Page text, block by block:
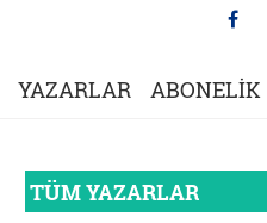
YAZARLAR ABONELİK